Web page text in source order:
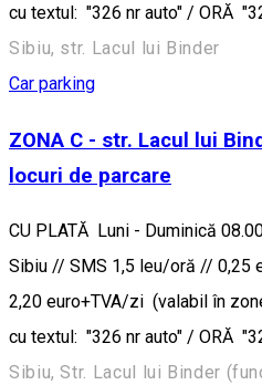
cu textul: "326 nr auto" / ORĂ
Sibiu, str. Lacul lui Binder
Car parking
ZONA C - str. Lacul lui
locuri de parcare
CU PLATĂ Luni - Duminică
Sibiu // SMS 1,5 leu/oră //
2,20 euro+TVA/zi (valabil în
cu textul: "326 nr auto" / ORĂ
Sibiu, Str. Lacul lui Binder